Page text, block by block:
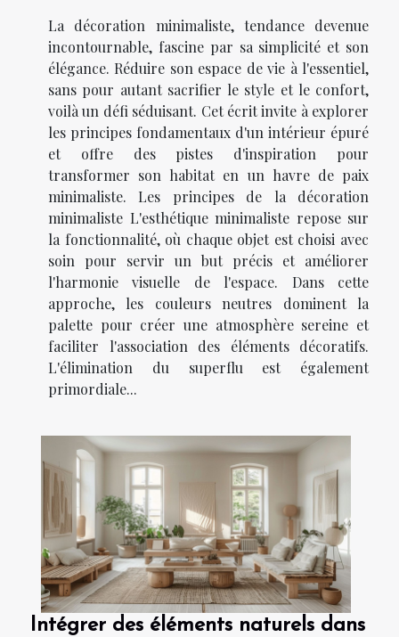
La décoration minimaliste, tendance devenue
incontournable, fascine par sa simplicité et son
élégance. Réduire son espace de vie à l'essentiel,
sans pour autant sacrifier le style et le confort,
voilà un défi séduisant. Cet écrit invite à explorer
les principes fondamentaux d'un intérieur épuré
et offre des pistes d'inspiration pour
transformer son habitat en un havre de paix
minimaliste. Les principes de la décoration
minimaliste L'esthétique minimaliste repose sur
la fonctionnalité, où chaque objet est choisi avec
soin pour servir un but précis et améliorer
l'harmonie visuelle de l'espace. Dans cette
approche, les couleurs neutres dominent la
palette pour créer une atmosphère sereine et
faciliter l'association des éléments décoratifs.
L'élimination du superflu est également
primordiale...
Intégrer des éléments naturels dans